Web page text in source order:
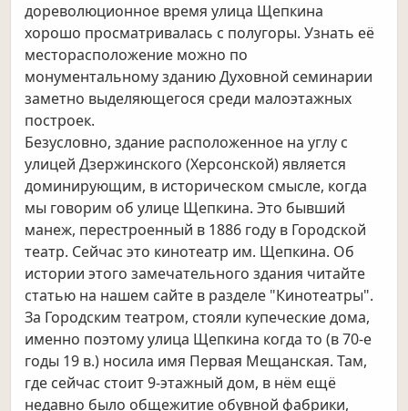
дореволюционное время улица Щепкина
хорошо просматривалась с полугоры. Узнать её
месторасположение можно по
монументальному зданию Духовной семинарии
заметно выделяющегося среди малоэтажных
построек.
Безусловно, здание расположенное на углу с
улицей Дзержинского (Херсонской) является
доминирующим, в историческом смысле, когда
мы говорим об улице Щепкина. Это бывший
манеж, перестроенный в 1886 году в Городской
театр. Сейчас это кинотеатр им. Щепкина. Об
истории этого замечательного здания читайте
статью на нашем сайте в разделе "Кинотеатры".
За Городским театром, стояли купеческие дома,
именно поэтому улица Щепкина когда то (в 70-е
годы 19 в.) носила имя Первая Мещанская. Там,
где сейчас стоит 9-этажный дом, в нём ещё
недавно было общежитие обувной фабрики,